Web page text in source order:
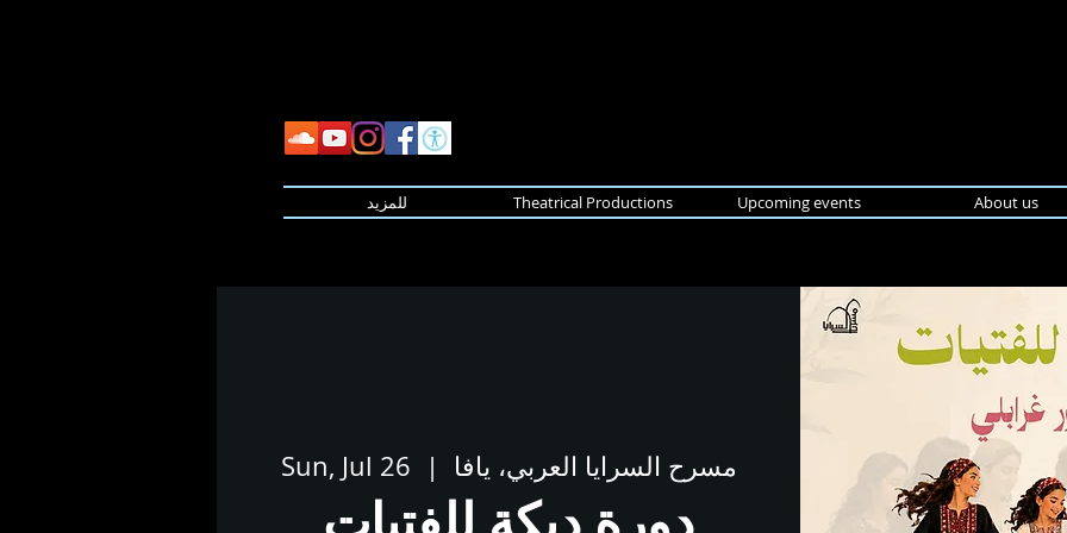
About us
Upcoming events
Theatrical Productions للمزيد
Sun, Jul 26
  |
مسرح السرايا العربي، يافا